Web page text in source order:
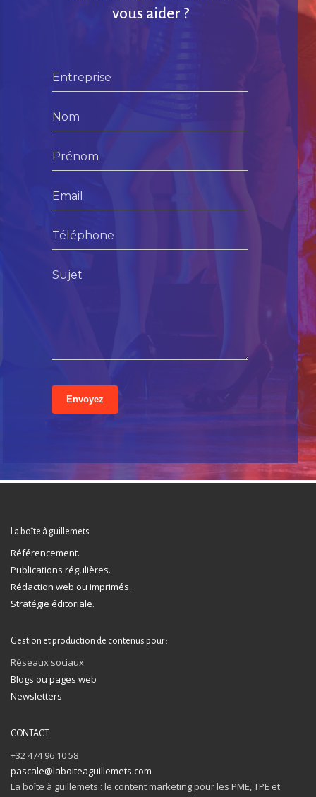
vous aider ?
Entreprise
Nom
Prénom
Email
Téléphone
Sujet
Envoyez
La boîte à guillemets
Référencement.
Publications régulières.
Rédaction web ou imprimés.
Stratégie éditoriale.
Gestion et production de contenus pour :
Réseaux sociaux
Blogs ou pages web
Newsletters
CONTACT
+32 474 96 10 58
pascale@laboiteaguillemets.com
La boîte à guillemets : le content marketing pour les PME, TPE et